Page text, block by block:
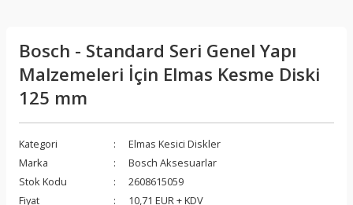
Bosch - Standard Seri Genel Yapı
Malzemeleri İçin Elmas Kesme Diski
125 mm
Kategori
Elmas Kesici Diskler
Marka
Bosch Aksesuarlar
Stok Kodu
2608615059
Fiyat
10,71 EUR + KDV